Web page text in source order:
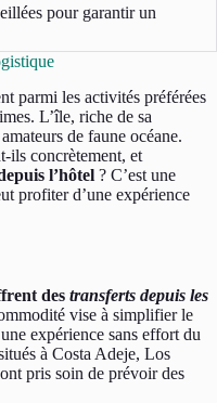
pour garantir un
parmi les activités préférées
L’île, riche de sa
de faune océane.
ils concrètement, et
l’hôtel ? C’est une
profiter d’une expérience
des transferts depuis les
vise à simplifier le
expérience sans effort du
à Costa Adeje, Los
pris soin de prévoir des